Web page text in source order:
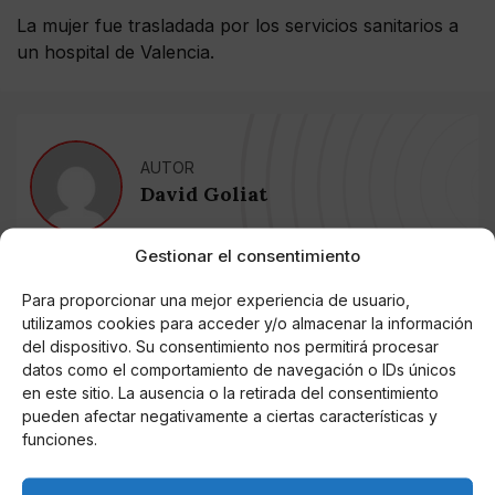
Gestionar el consentimiento
Para proporcionar una mejor experiencia de usuario,
utilizamos cookies para acceder y/o almacenar la información
del dispositivo. Su consentimiento nos permitirá procesar
datos como el comportamiento de navegación o IDs únicos
en este sitio. La ausencia o la retirada del consentimiento
pueden afectar negativamente a ciertas características y
funciones.
La mujer fue trasladada por los servicios sanitarios a
un hospital de Valencia.
AUTOR
David Goliat
Noticias relacionadas
Online Casino
Mejores Cripto Casinos Online en
Colombia 2025: Bitcoin Casinos